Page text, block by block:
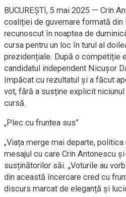
BUCUREȘTI, 5 mai 2025 — Crin
coaliției de guvernare formată din
recunoscut în noaptea de
cursa pentru un loc în turul al
prezidențiale. După o competiție
candidatul independent Nicușor
împăcat cu rezultatul și a făcut
vot, fără a susține explicit
cursă.
„Plec cu fruntea sus”
„Viața merge mai departe,
mesajul cu care Crin Antonescu
susținătorilor săi. „Voturile au
din această încercare cred cu
discurs marcat de eleganță și